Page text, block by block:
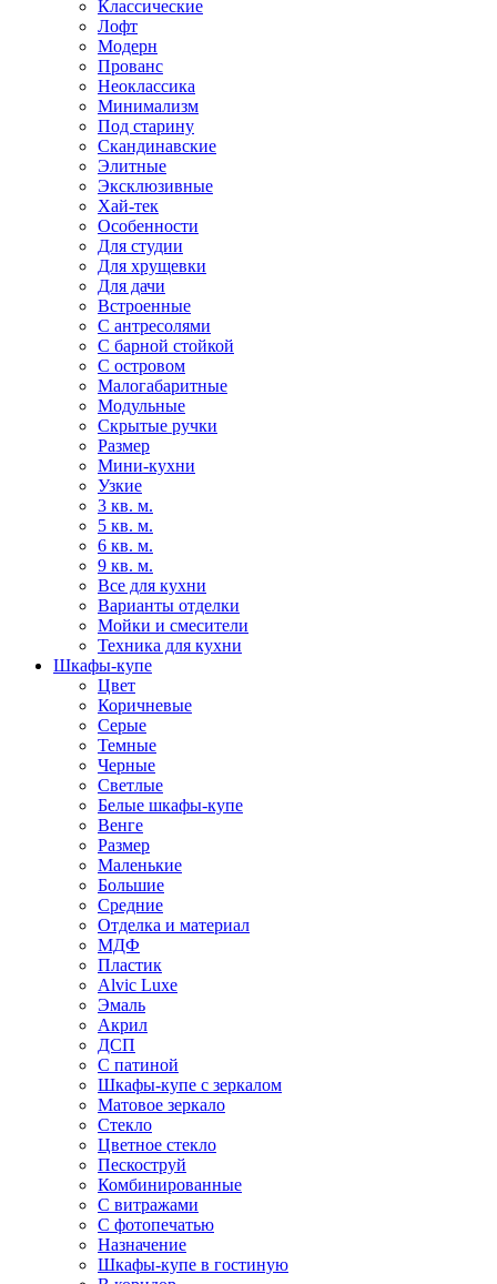
Классические
Лофт
Модерн
Прованс
Неоклассика
Минимализм
Под старину
Скандинавские
Элитные
Эксклюзивные
Хай-тек
Особенности
Для студии
Для хрущевки
Для дачи
Встроенные
С антресолями
С барной стойкой
С островом
Малогабаритные
Модульные
Скрытые ручки
Размер
Мини-кухни
Узкие
3 кв. м.
5 кв. м.
6 кв. м.
9 кв. м.
Все для кухни
Варианты отделки
Мойки и смесители
Техника для кухни
Шкафы-купе
Цвет
Коричневые
Серые
Темные
Черные
Светлые
Белые шкафы-купе
Венге
Размер
Маленькие
Большие
Средние
Отделка и материал
МДФ
Пластик
Alvic Luxe
Эмаль
Акрил
ДСП
С патиной
Шкафы-купе с зеркалом
Матовое зеркало
Стекло
Цветное стекло
Пескоструй
Комбинированные
С витражами
С фотопечатью
Назначение
Шкафы-купе в гостиную